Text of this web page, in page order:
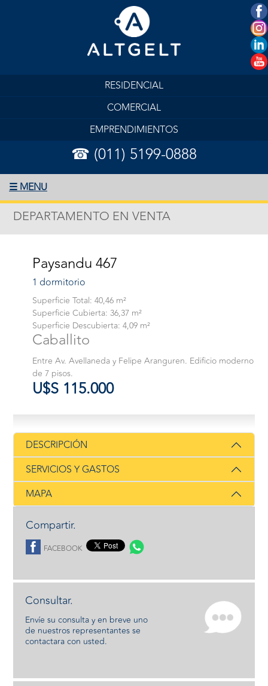
RESIDENCIAL
COMERCIAL
EMPRENDIMIENTOS
☎ (011) 5199-0888
☰ MENU
DEPARTAMENTO EN VENTA
Paysandu 467
1 dormitorio
Superficie Total: 40,46 m²
Superficie Cubierta: 36,37 m²
Superficie Descubierta: 4,09 m²
Caballito
Entre Av. Avellaneda y Felipe Aranguren. Edificio moderno
de 7 pisos.
U$S 115.000
DESCRIPCIÓN
SERVICIOS Y GASTOS
MAPA
Compartir.
FACEBOOK
Consultar.
Envíe su consulta y en breve uno
de nuestros representantes se
contactara con usted.